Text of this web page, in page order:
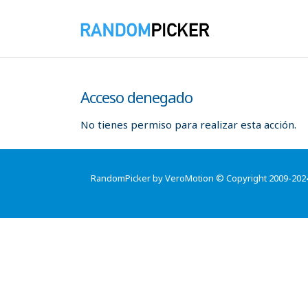
Acceso denegado
No tienes permiso para realizar esta acción.
RandomPicker by VeroMotion © Copyright 2009-